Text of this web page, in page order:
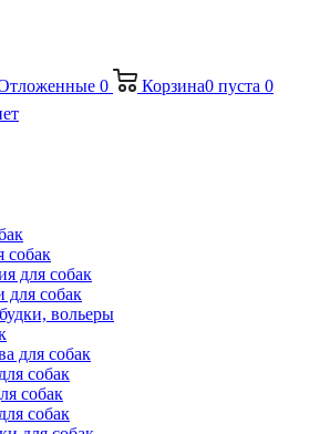
0 Корзина0 пуста 0
собак
для собак
собак
вольеры
для собак
собак
собак
собак